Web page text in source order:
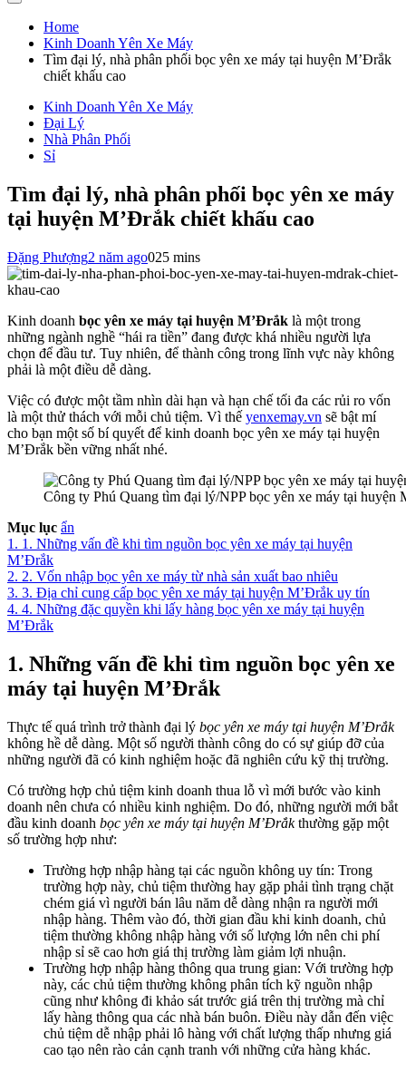
Home
Kinh Doanh Yên Xe Máy
Tìm đại lý, nhà phân phối bọc yên xe máy tại huyện M’Đrắk
chiết khấu cao
Kinh Doanh Yên Xe Máy
Đại Lý
Nhà Phân Phối
Sỉ
Tìm đại lý, nhà phân phối bọc yên xe máy
tại huyện M’Đrắk chiết khấu cao
Đặng Phượng2 năm ago025 mins
Kinh doanh bọc yên xe máy tại huyện M’Đrắk là một trong
những ngành nghề “hái ra tiền” đang được khá nhiều người lựa
chọn để đầu tư. Tuy nhiên, để thành công trong lĩnh vực này không
phải là một điều dễ dàng.
Việc có được một tầm nhìn dài hạn và hạn chế tối đa các rủi ro vốn
là một thử thách với mỗi chủ tiệm. Vì thế yenxemay.vn sẽ bật mí
cho bạn một số bí quyết để kinh doanh bọc yên xe máy tại huyện
M’Đrắk bền vững nhất nhé.
Công ty Phú Quang tìm đại lý/NPP bọc yên xe máy tại huyện
Mục lục ẩn
1. 1. Những vấn đề khi tìm nguồn bọc yên xe máy tại huyện
M’Đrắk
2. 2. Vốn nhập bọc yên xe máy từ nhà sản xuất bao nhiêu
3. 3. Địa chỉ cung cấp bọc yên xe máy tại huyện M’Đrắk uy tín
4. 4. Những đặc quyền khi lấy hàng bọc yên xe máy tại huyện
M’Đrắk
1. Những vấn đề khi tìm nguồn bọc yên xe
máy tại huyện M’Đrắk
Thực tế quá trình trở thành đại lý bọc yên xe máy tại huyện M’Đrắk
không hề dễ dàng. Một số người thành công do có sự giúp đỡ của
những người đã có kinh nghiệm hoặc đã nghiên cứu kỹ thị trường.
Có trường hợp chủ tiệm kinh doanh thua lỗ vì mới bước vào kinh
doanh nên chưa có nhiều kinh nghiệm. Do đó, những người mới bắt
đầu kinh doanh bọc yên xe máy tại huyện M’Đrắkthường gặp một
số trường hợp như:
Trường hợp nhập hàng tại các nguồn không uy tín: Trong
trường hợp này, chủ tiệm thường hay gặp phải tình trạng chặt
chém giá vì người bán lâu năm dễ dàng nhận ra người mới
nhập hàng. Thêm vào đó, thời gian đầu khi kinh doanh, chủ
tiệm thường không nhập hàng với số lượng lớn nên chi phí
nhập sỉ sẽ cao hơn giá thị trường làm giảm lợi nhuận.
Trường hợp nhập hàng thông qua trung gian: Với trường hợp
này, các chủ tiệm thường không phân tích kỹ nguồn nhập
cũng như không đi khảo sát trước giá trên thị trường mà chỉ
lấy hàng thông qua các nhà bán buôn. Điều này dẫn đến việc
chủ tiệm dễ nhập phải lô hàng với chất lượng thấp nhưng giá
cao tạo nên rào cản cạnh tranh với những cửa hàng khác.